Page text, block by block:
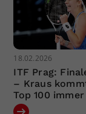
18.02.2026
ITF Prag:
– Kraus
Top 100